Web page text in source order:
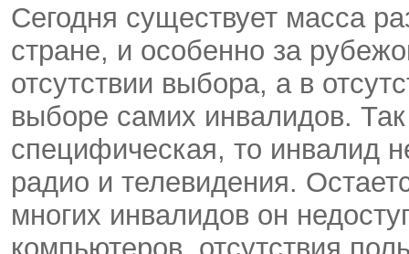
Сегодня существует масса
стране, и особенно за
отсутствии выбора, а в
выборе самих инвалидов.
специфическая, то инвалид
радио и телевидения.
многих инвалидов он